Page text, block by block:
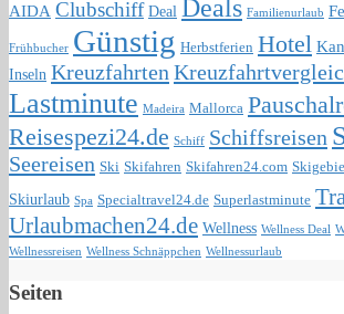
AIDA Clubschiff Deal Deals Familienurlaub
Frühbucher Günstig Herbstferien Hotel
Inseln Kreuzfahrten
Lastminute Madeira Mallorca
Reisespezi24.de Schiff Schiffsreisen
Seereisen Ski Skifahren Skifahren24.com
Skiurlaub Spa Specialtravel24.de Superlastminute
Urlaubmachen24.de Wellness Wellness Deal
Wellnessreisen Wellness Schnäppchen Wellnessurlaub
Seiten